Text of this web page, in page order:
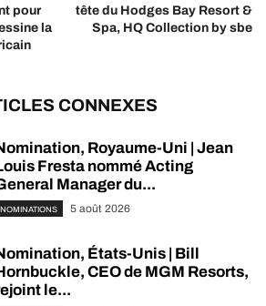
pour
la
tête du Hodges Bay Resort &
Spa, HQ Collection by sbe
CONNEXES
Royaume-Uni | Jean
Fresta nommé Acting
Manager du...
NOMINATIONS 5 août 2026
États-Unis | Bill
CEO de MGM Resorts,
le...